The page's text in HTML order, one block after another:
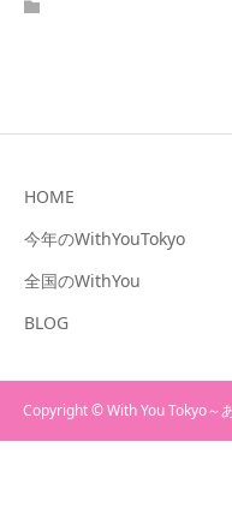
HOME
今年のWithYouTokyo
全国のWithYou
BLOG
Copyright © With You Tokyo～